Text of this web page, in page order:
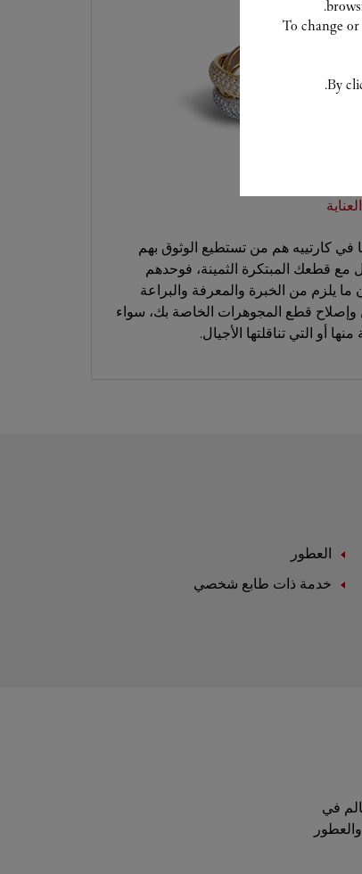
في كارتييه هم من تستطيع الوثوق بهم
مع قطعك المبتكرة الثمينة، فوحدهم
ما يلزم من الخبرة والمعرفة والبراعة
وإصلاح قطع المجوهرات الخاصة بك، سواء
منها أو التي تناقلتها الأجيال.
العطور
خدمة ذات طابع شخصي
في
To change
By